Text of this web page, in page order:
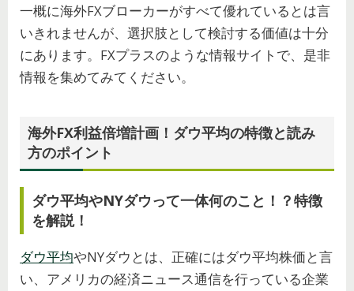
一概に海外FXブローカーがすべて優れているとは言
いきれませんが、選択肢として検討する価値は十分
にあります。FXプラスのような情報サイトで、是非
情報を集めてみてください。
海外FX利益倍増計画！ダウ平均の特徴と読み
方のポイント
ダウ平均やNYダウって一体何のこと！？特徴
を解説！
ダウ平均やNYダウとは、正確にはダウ平均株価と言
い、アメリカの経済ニュース通信を行っている企業